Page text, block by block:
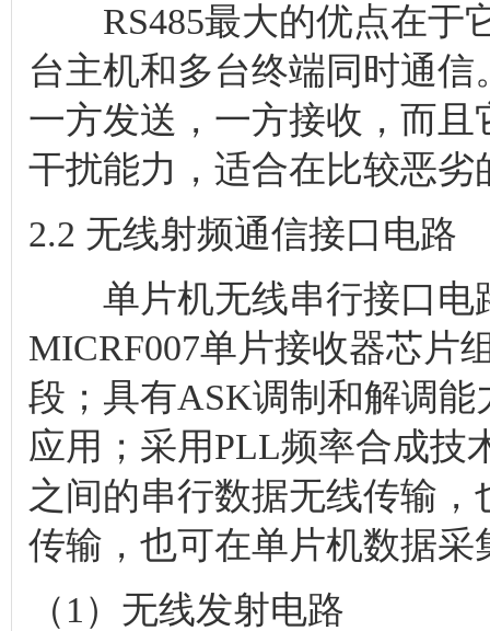
RS485最大的优点在于
台主机和多台终端同时通
一方发送，一方接收，而
干扰能力，适合在比较恶劣
2.2 无线射频通信接口电路
单片机无线串行接口电
MICRF007单片接收器芯片
段；具有ASK调制和解调
应用；采用PLL频率合成技
之间的串行数据无线传输
传输，也可在单片机数据
（1）无线发射电路